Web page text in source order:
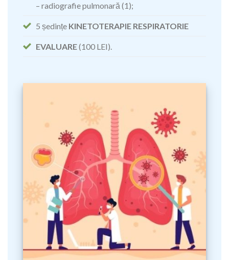
– radiografie pulmonară (1);
5 ședințe KINETOTERAPIE RESPIRATORIE
EVALUARE(100 LEI).